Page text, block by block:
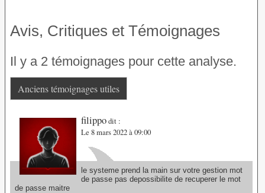
Avis, Critiques et Témoignages
Il y a 2 témoignages pour cette analyse.
Anciens témoignages utiles
filippodit :
Le 8 mars 2022 à 09:00
le systeme prend la main sur votre gestion mot
de passe pas depossibilite de recuperer le mot
de passe maitre